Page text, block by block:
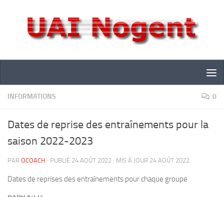
INFORMATIONS 0
Dates de reprise des entraînements pour la
saison 2022-2023
PAR OCOACH · PUBLIÉ 24 AOÛT 2022 · MIS À JOUR 24 AOÛT 2022
Dates de reprises des entraînements pour chaque groupe